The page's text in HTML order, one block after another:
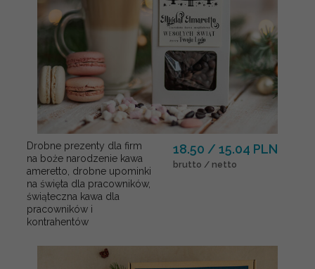
Drobne prezenty dla firm
na boże narodzenie kawa
ameretto, drobne upominki
na święta dla pracowników,
świąteczna kawa dla
pracowników i
kontrahentów
18.50 / 15.04 PLN
brutto / netto